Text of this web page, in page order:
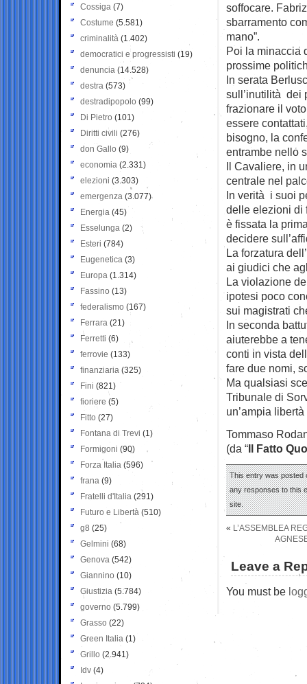
soffocare.
sbarramento
mano”.
Poi la minaccia
prossime
In serata
sull’inutilità dei
frazionare il
essere
bisogno, la
entrambe nello
Il Cavaliere, in
centrale nel
In verità i suoi
delle elezioni di
è fissata la
decidere
La forzatura
ai giudici che
La violazione
ipotesi poco
sui magistrati
In seconda
aiuterebbe a
conti in vista
fare due nomi,
Ma qualsiasi
Tribunale di
un’ampia
Tommaso
(da “Il Fatto
This entry was posted
any responses to this
site.
« L’ASSEMBLEA
Leave a
You must be
Cossiga (7)
Costume (5.581)
criminalità (1.402)
democratici e progressisti (19)
denuncia (14.528)
destra (573)
destradipopolo (99)
Di Pietro (101)
Diritti civili (276)
don Gallo (9)
economia (2.331)
elezioni (3.303)
emergenza (3.077)
Energia (45)
Esselunga (2)
Esteri (784)
Eugenetica (3)
Europa (1.314)
Fassino (13)
federalismo (167)
Ferrara (21)
Ferretti (6)
ferrovie (133)
finanziaria (325)
Fini (821)
fioriere (5)
Fitto (27)
Fontana di Trevi (1)
Formigoni (90)
Forza Italia (596)
frana (9)
Fratelli d'Italia (291)
Futuro e Libertà (510)
g8 (25)
Gelmini (68)
Genova (542)
Giannino (10)
Giustizia (5.784)
governo (5.799)
Grasso (22)
Green Italia (1)
Grillo (2.941)
Idv (4)